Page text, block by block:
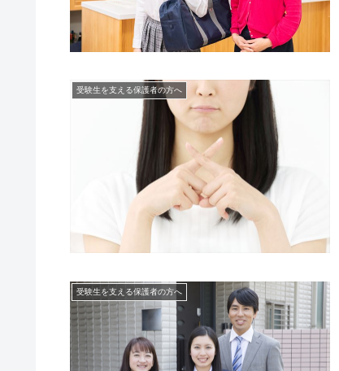
受験生を支える保護者の方へ
受験生を支える保護者の方へ